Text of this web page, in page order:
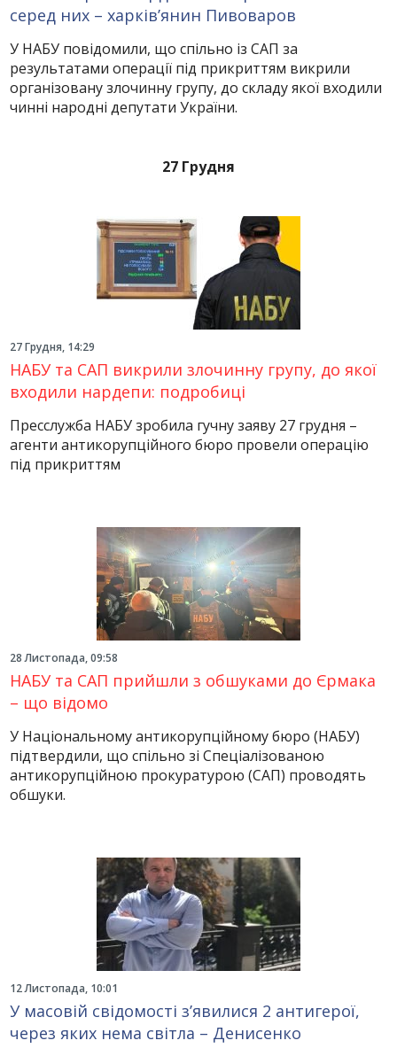
серед них – харків’янин Пивоваров
У НАБУ повідомили, що спільно із САП за
результатами операції під прикриттям викрили
організовану злочинну групу, до складу якої входили
чинні народні депутати України.
27 Грудня
27 Грудня, 14:29
НАБУ та САП викрили злочинну групу, до якої
входили нардепи: подробиці
Пресслужба НАБУ зробила гучну заяву 27 грудня –
агенти антикорупційного бюро провели операцію
під прикриттям
28 Листопада, 09:58
НАБУ та САП прийшли з обшуками до Єрмака
– що відомо
У Національному антикорупційному бюро (НАБУ)
підтвердили, що спільно зі Спеціалізованою
антикорупційною прокуратурою (САП) проводять
обшуки.
12 Листопада, 10:01
У масовій свідомості з’явилися 2 антигерої,
через яких нема світла – Денисенко